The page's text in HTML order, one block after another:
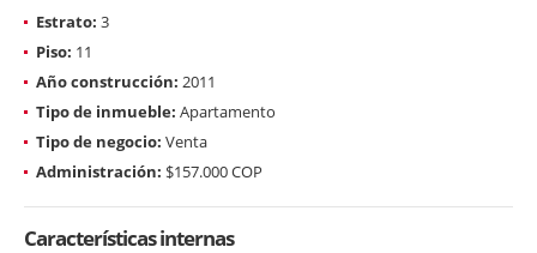
Estrato: 3
Piso: 11
Año construcción: 2011
Tipo de inmueble: Apartamento
Tipo de negocio: Venta
Administración: $157.000 COP
Características internas